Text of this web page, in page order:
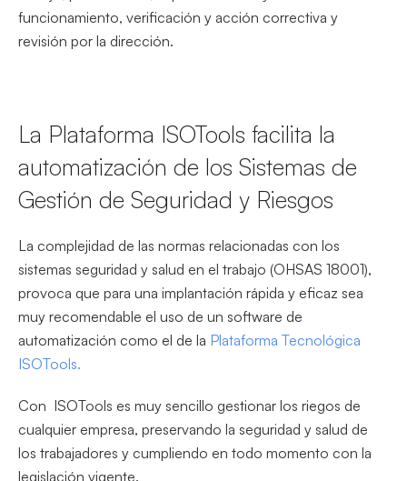
funcionamiento, verificación y acción correctiva y
revisión por la dirección.
La Plataforma ISOTools facilita la
automatización de los Sistemas de
Gestión de Seguridad y Riesgos
La complejidad de las normas relacionadas con los
sistemas seguridad y salud en el trabajo (OHSAS 18001),
provoca que para una implantación rápida y eficaz sea
muy recomendable el uso de un software de
automatización como el de la Plataforma Tecnológica
ISOTools.
Con ISOTools es muy sencillo gestionar los riegos de
cualquier empresa, preservando la seguridad y salud de
los trabajadores y cumpliendo en todo momento con la
legislación vigente.